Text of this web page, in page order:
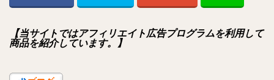
【当サイトではアフィリエイト広告プログラムを利用して
商品を紹介しています。】